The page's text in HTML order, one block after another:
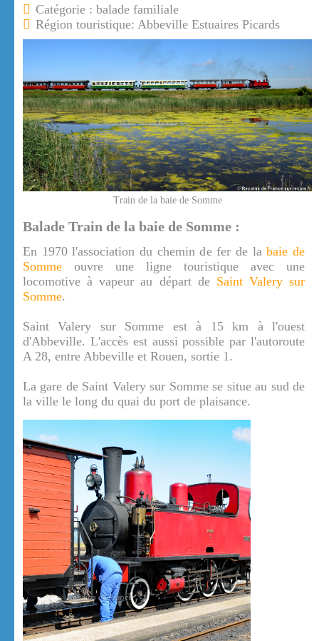
Catégorie : balade familiale
Région touristique: Abbeville Estuaires Picards
Train de la baie de Somme
Balade Train de la baie de Somme :
En 1970 l'association du chemin de fer de labaie de
Somme ouvre une ligne touristique avec une
locomotive à vapeur au départ de Saint Valery sur
Somme.
Saint Valery sur Somme est à 15 km à l'ouest
d'Abbeville. L'accès est aussi possible par l'autoroute
A 28, entre Abbeville et Rouen, sortie 1.
La gare de Saint Valery sur Somme se situe au sud de
la ville le long du quai du port de plaisance.